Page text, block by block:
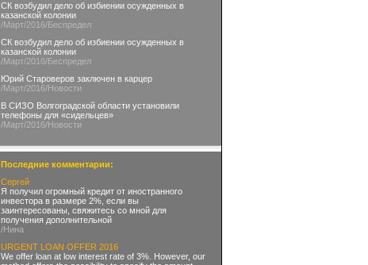
СК возбудил дело об избиении осужденных в
казанской колонии
/Март/2016/Беспредел
СК возбудил дело об избиении осужденных в
казанской колонии
/Март/2016/Беспредел
Юрий Староверов заключен в карцер
/Март/2016/Новости
В СИЗО Волгоградской области установили
телефоны для «сидельцев»
/Март/2016/Новости
Последние комментарии:
Сергей
Я получил огромный кредит от иностранного
инвестора в размере 2%, если вы
заинтересованы, свяжитесь со мной для
получения дополнительной
/Нина
URGENT LOAN OFFER 2016
We offer loan at low interest rate of 3%. However, our